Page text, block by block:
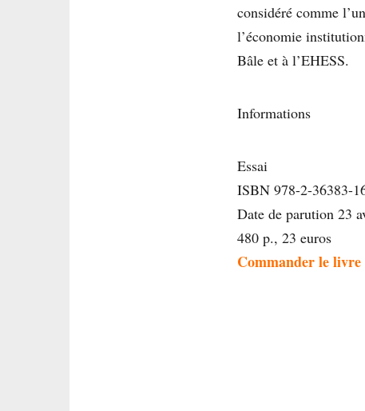
considéré comme
l’économie
Bâle et à l’EHESS.
Informations
Essai
ISBN 978-2-36383-
Date de parution 23
480 p., 23 euros
Commander le livre